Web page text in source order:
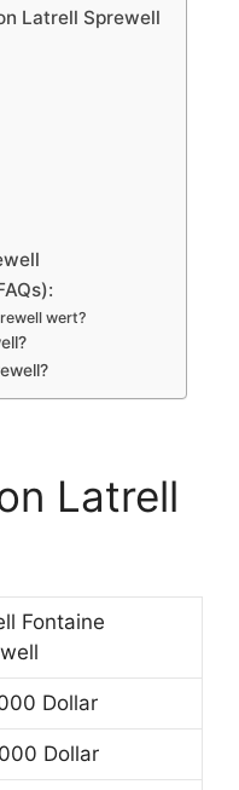
Latrell Sprewell
wert?
Latrell
Fontaine
Dollar
Dollar